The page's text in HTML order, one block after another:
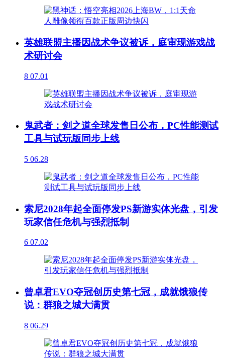
英雄联盟主播因战术争议被诉，庭审现游戏战
术研讨会
8 07.01
鬼武者：剑之道全球发售日公布，PC性能测试
工具与试玩版同步上线
5 06.28
索尼2028年起全面停发PS新游实体光盘，引发
玩家信任危机与强烈抵制
6 07.02
曾卓君EVO夺冠创历史第七冠，成就饿狼传
说：群狼之城大满贯
8 06.29